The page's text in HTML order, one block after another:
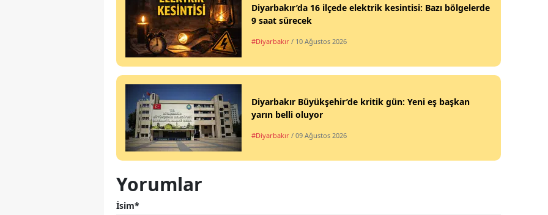
Diyarbakır’da 16 ilçede elektrik kesintisi: Bazı bölgelerde
9 saat sürecek
#Diyarbakır / 10 Ağustos 2026
Diyarbakır Büyükşehir’de kritik gün: Yeni eş başkan
yarın belli oluyor
#Diyarbakır / 09 Ağustos 2026
Yorumlar
İsim*